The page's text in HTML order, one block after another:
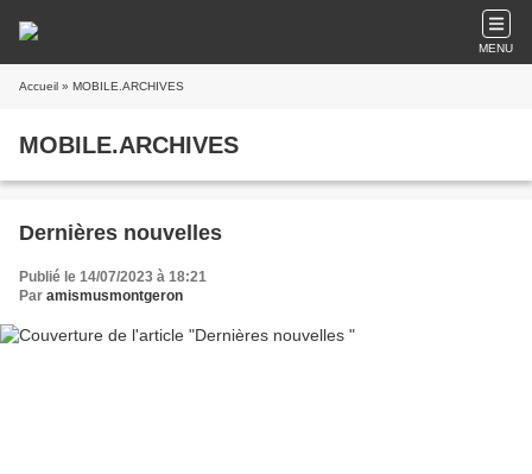
MENU
Accueil » MOBILE.ARCHIVES
MOBILE.ARCHIVES
Dernières nouvelles
Publié le 14/07/2023 à 18:21
Par amismusmontgeron